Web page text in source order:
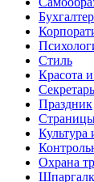
Стиль
Красота
Праздник
Культура
Охрана